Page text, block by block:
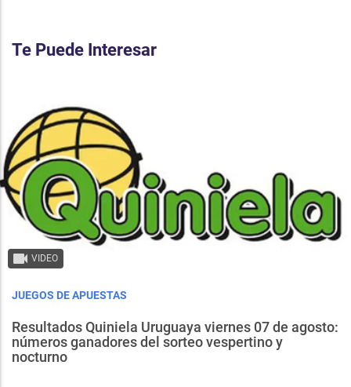
Te Puede Interesar
VIDEO
JUEGOS DE APUESTAS
Resultados Quiniela Uruguaya viernes 07 de agosto:
números ganadores del sorteo vespertino y
nocturno